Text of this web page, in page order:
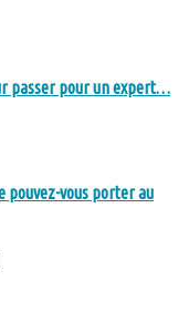
passer pour un expert…
pouvez-vous porter au